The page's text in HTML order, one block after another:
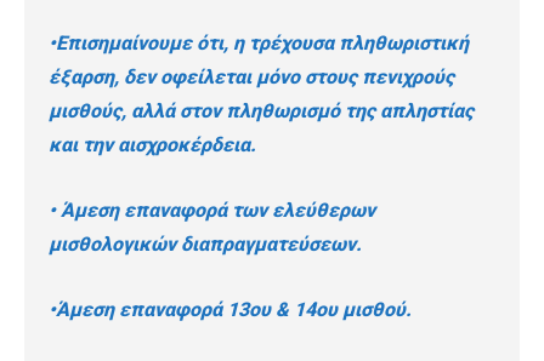
•Επισημαίνουμε ότι, η τρέχουσα πληθωριστική
έξαρση, δεν οφείλεται μόνο στους πενιχρούς
μισθούς, αλλά στον πληθωρισμό της απληστίας
και την αισχροκέρδεια.
• Άμεση επαναφορά των ελεύθερων
μισθολογικών διαπραγματεύσεων.
•Άμεση επαναφορά 13ου & 14ου μισθού.